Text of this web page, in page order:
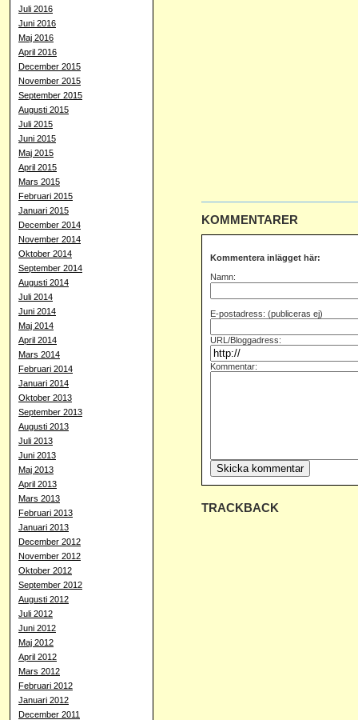
KOMMENTARER
Kommentera inlägget här:
Namn:
E-postadress: (publiceras ej)
URL/Bloggadress:
Kommentar:
TRACKBACK
Juli 2016
Juni 2016
Maj 2016
April 2016
December 2015
November 2015
September 2015
Augusti 2015
Juli 2015
Juni 2015
Maj 2015
April 2015
Mars 2015
Februari 2015
Januari 2015
December 2014
November 2014
Oktober 2014
September 2014
Augusti 2014
Juli 2014
Juni 2014
Maj 2014
April 2014
Mars 2014
Februari 2014
Januari 2014
Oktober 2013
September 2013
Augusti 2013
Juli 2013
Juni 2013
Maj 2013
April 2013
Mars 2013
Februari 2013
Januari 2013
December 2012
November 2012
Oktober 2012
September 2012
Augusti 2012
Juli 2012
Juni 2012
Maj 2012
April 2012
Mars 2012
Februari 2012
Januari 2012
December 2011